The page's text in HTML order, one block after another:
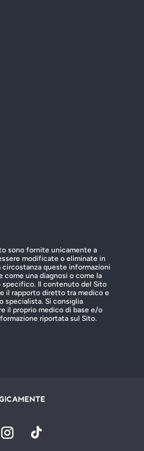
sono fornite unicamente a
modificate o eliminate in
circostanza queste informazioni
come una diagnosi o come la
Il contenuto del Sito
il rapporto diretto tra medico e
specialista. Si consiglia
il proprio medico di base e/o
riportata sul Sito.